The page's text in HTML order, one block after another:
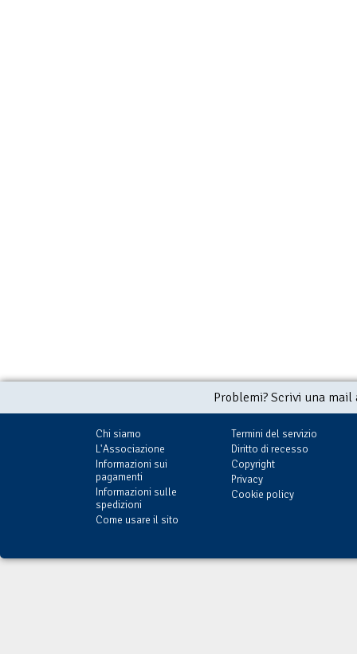
Problemi? Scrivi una
Chi siamo
L'Associazione
Informazioni sui
pagamenti
Informazioni sulle
spedizioni
Come usare il sito
Termini del servizio
Diritto di recesso
Copyright
Privacy
Cookie policy